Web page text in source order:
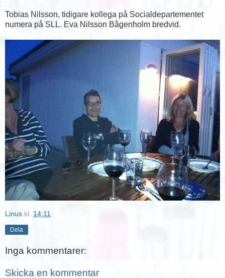
Tobias Nilsson, tidigare kollega på Socialdepartementet
numera på SLL. Eva Nilsson Bågenholm bredvid.
Linus kl. 14:11
Dela
Inga kommentarer:
Skicka en kommentar